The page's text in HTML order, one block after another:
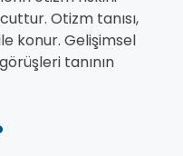
Otizm tanısı,
konur. Gelişimsel
tanının